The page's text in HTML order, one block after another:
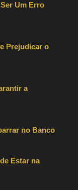
Um Erro
Prejudicar o
a
no Banco
Estar na